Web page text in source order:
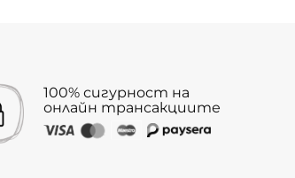
100% сигурност на
онлайн трансакциите